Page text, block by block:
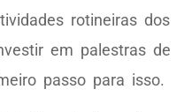
rotineiras dos
em palestras de
passo para isso.